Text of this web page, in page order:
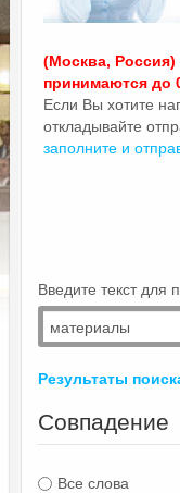
(Москва, Россия)
принимаются до
Если Вы хотите
откладывайте
заполните и
Введите текст для
Результаты
Совпадение
Все слова